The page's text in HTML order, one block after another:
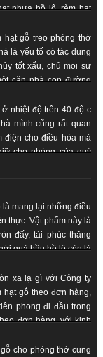
nhựa hồ lô, rèm hạt
may mắn, tài lộc
hạt gỗ treo phòng thờ
là yếu tố có tác dụng
tốt xấu, chủ mọi sự
căn nhà con đường
vì vậy các loại vật
hạt gỗ phong thủy là
tài vận, đem lại may
nhiệt độ trên 40 độ c
mình cũng rất quan
điện cho điều hòa mà
cho phòng của quý
của của một căn hộ,
nói cách khác, rèm vải
thế, những chiếc rèm
tiện, giảm đi được cái
là mang lại những điều
thực. Vật phẩm này là
đấy, tài phúc thăng
quả bầu hồ lô còn là
theo đơn hàng, giao
xa lạ gì với Công ty
hạt gỗ theo đơn hàng,
phong đi đầu trong
đơn hàng, với kinh
hàng chọn lựa là
cả nước. Không chỉ
cho phòng thờ cung